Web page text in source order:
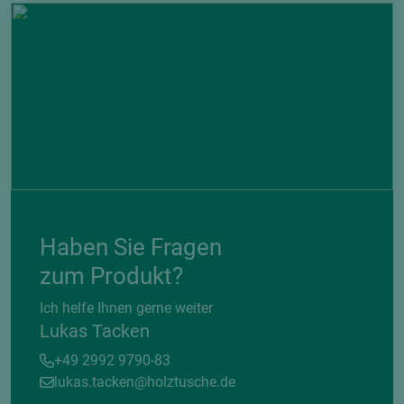
Haben Sie Fragen
zum Produkt?
Ich helfe Ihnen gerne weiter
Lukas Tacken
+49 2992 9790-83
lukas.tacken@holztusche.de